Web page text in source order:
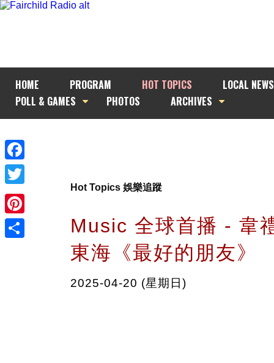
HOME PROGRAM HOT TOPICS
LOCAL NEWS
POLL & GAMES
PHOTOS ARCHIVES
Facebook
Twitter
Pinterest
Hot Topics 娛樂追蹤
Music 全球首播 - 韋
東海《最好的朋友》
2025-04-20 (星期日)